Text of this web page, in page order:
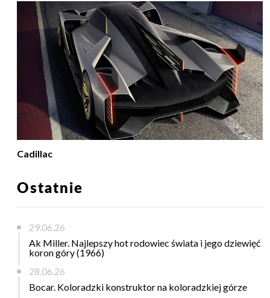
Cadillac
Ostatnie
29.06.26
Ak Miller. Najlepszy hot rodowiec świata i jego dziewięć
koron góry (1966)
28.06.26
Bocar. Koloradzki konstruktor na koloradzkiej górze